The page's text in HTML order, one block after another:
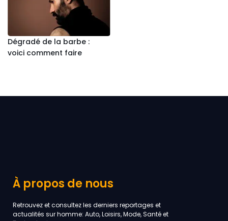
Dégradé de la barbe :
voici comment faire
À propos de nous
Retrouvez et consultez les derniers reportages et
actualités sur homme: Auto, Loisirs, Mode, Santé et